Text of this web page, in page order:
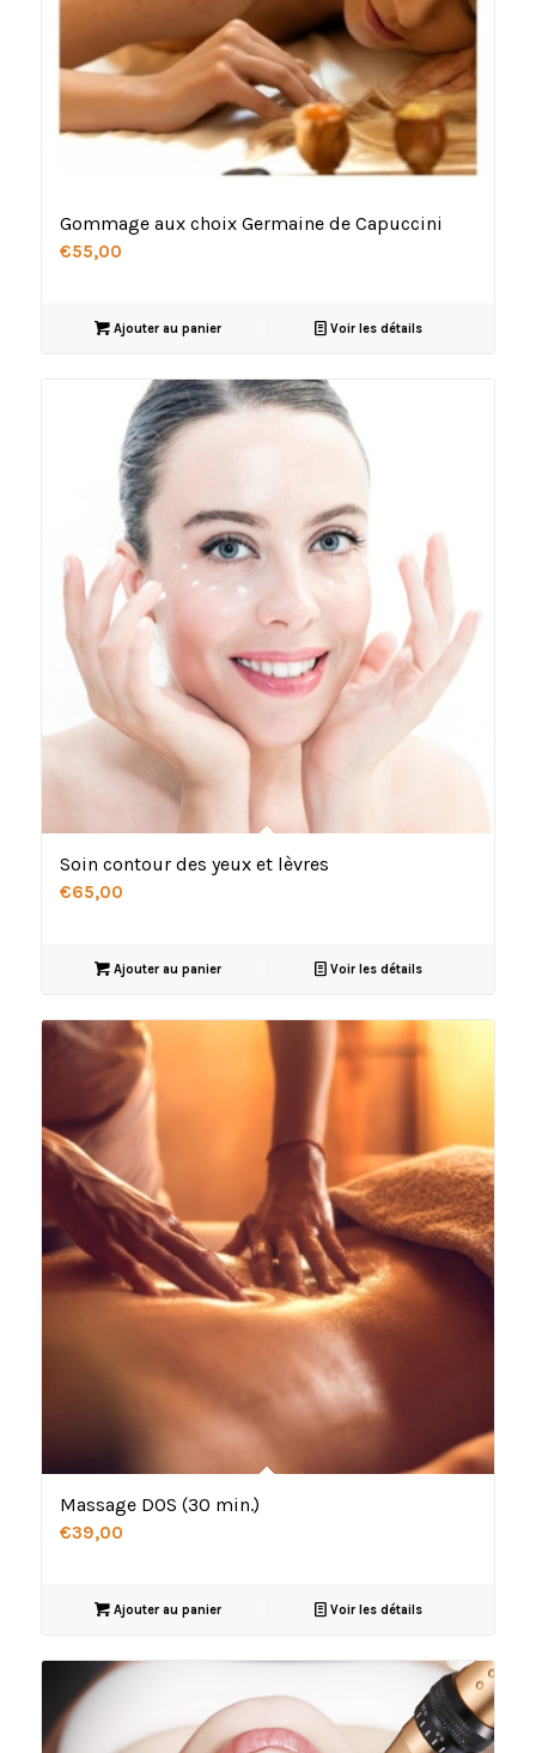
Gommage aux choix Germaine de Capuccini
€55,00
Ajouter au panier Voir les détails
Soin contour des yeux et lèvres
€65,00
Ajouter au panier Voir les détails
Massage DOS (30 min.)
€39,00
Ajouter au panier Voir les détails